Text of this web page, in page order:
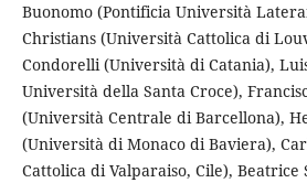
Buonomo (Pontificia Università
Christians (Università Cattolica di
Condorelli (Università di Catania),
Università della Santa Croce),
(Università Centrale di Barcellona),
(Università di Monaco di Baviera),
Cattolica di Valparaiso, Cile),